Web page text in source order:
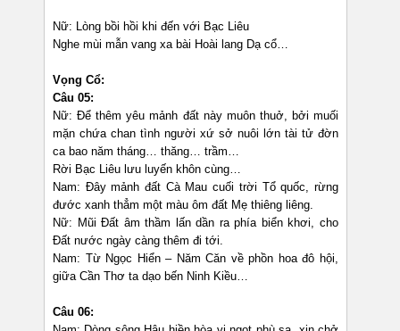
Nữ: Lòng bồi hồi khi đến với Bạc Liêu
Nghe mùi mẫn vang xa bài Hoài lang Dạ cổ…
Vọng Cổ:
Câu 05:
Nữ: Để thêm yêu mảnh đất này muôn thuở, bởi muối
mặn chứa chan tình người xứ sở nuôi lớn tài tử đờn
ca bao năm tháng… thăng… trầm…
Rời Bạc Liêu lưu luyến khôn cùng…
Nam: Đây mảnh đất Cà Mau cuối trời Tổ quốc, rừng
đước xanh thẳm một màu ôm đất Mẹ thiêng liêng.
Nữ: Mũi Đất âm thầm lấn dần ra phía biển khơi, cho
Đất nước ngày càng thêm đi tới.
Nam: Từ Ngọc Hiển – Năm Căn về phồn hoa đô hội,
giữa Cần Thơ ta dạo bến Ninh Kiều…
Câu 06: